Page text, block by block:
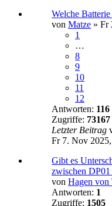
Welche
von Matze » Fr
1
…
8
9
10
11
12
Antworten: 116
Zugriffe: 73167
Letzter Beitrag
Fr 7. Nov
Gibt es
zwischen DP01
von Hagen von
Antworten: 1
Zugriffe: 1505